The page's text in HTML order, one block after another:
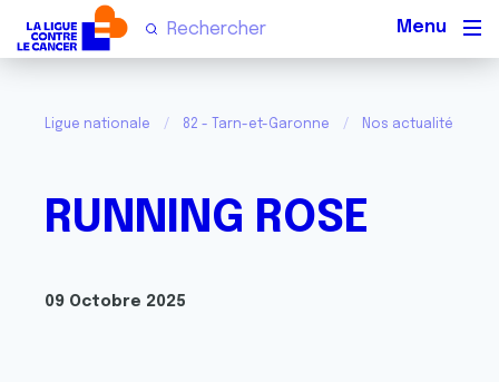
Ligue nationale 82 - Tarn-et-Garonne Nos actualités
RUNNING ROSE
09 Octobre 2025